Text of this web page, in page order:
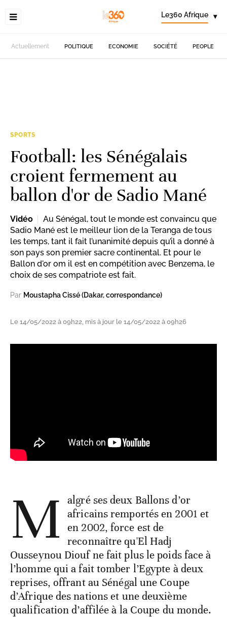
Le360 Afrique ▾
Actuellement POLITIQUE ECONOMIE SOCIÉTÉ PEOPLE
SPORTS
Football: les Sénégalais
croient fermement au
ballon d'or de Sadio Mané
Vidéo
Au Sénégal, tout le monde est convaincu que
Sadio Mané est le meilleur lion de la Teranga de tous
les temps, tant il fait l’unanimité depuis qu’il a donné à
son pays son premier sacre continental. Et pour le
Ballon d'or om il est en compétition avec Benzema, le
choix de ses compatriote est fait.
Par Moustapha Cissé (Dakar, correspondance)
Le 14/05/2022 à 09h22, mis à jour le 14/05/2022 à 09h26
M
algré ses deux Ballons d’or
africains remportés en 2001 et
en 2002, force est de
reconnaître qu'El Hadj
Ousseynou Diouf ne fait plus le poids face à
l’homme qui a fait tomber l’Egypte à deux
reprises, offrant au Sénégal une Coupe
d’Afrique des nations et une deuxième
qualification d’affilée à la Coupe du monde.